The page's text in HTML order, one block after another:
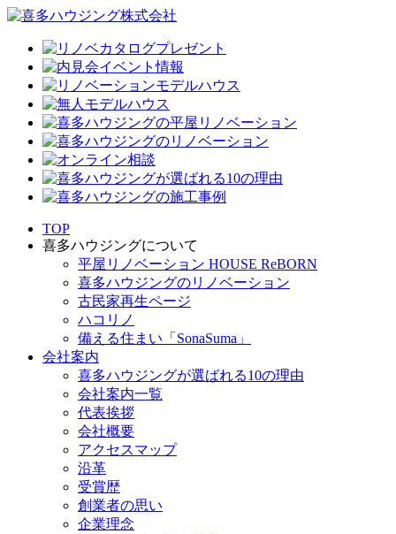
TOP
喜多ハウジングについて
平屋リノベーション HOUSE ReBORN
喜多ハウジングのリノベーション
古民家再生ページ
ハコリノ
備える住まい「SonaSuma」
会社案内
喜多ハウジングが選ばれる10の理由
会社案内一覧
代表挨拶
会社概要
アクセスマップ
沿革
受賞歴
創業者の思い
企業理念